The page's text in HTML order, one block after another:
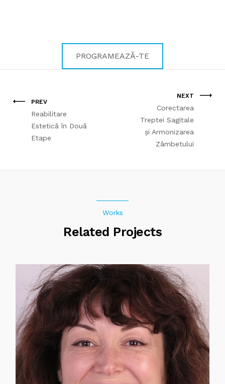
PROGRAMEAZĂ-TE
PREV
Reabilitare
Estetică în Două
Etape
NEXT
Corectarea
Treptei Sagitale
și Armonizarea
Zâmbetului
Works
Related Projects